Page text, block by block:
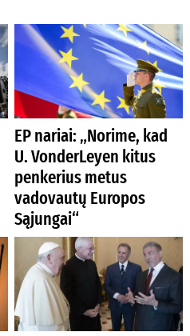
EP nariai: „Norime, kad
U. VonderLeyen kitus
penkerius metus
vadovautų Europos
Sąjungai“